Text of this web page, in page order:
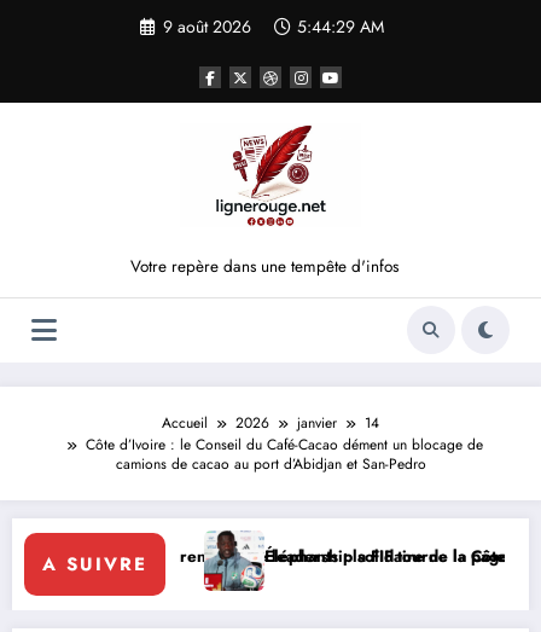
9 août 2026 5:44:29 AM
Votre repère dans une tempête d'infos
Accueil 2026 janvier
14
Côte d’Ivoire : le Conseil du Café-Cacao dément un blocage de
camions de cacao au port d’Abidjan et San-Pedro
A SUIVRE
le leadership solidaire de la Côte d’Ivoire en Afrique
Éléphants : la FIF tourne la page Emerse Faé